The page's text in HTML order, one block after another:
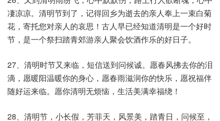
凄凉凉。清明节到了，记得回乡为逝去的亲人奉上一束白菊
花，寄托您对亲人的哀思！古人早已经知道清明是一个好时
节，是一个祭扫踏青郊游亲人聚会饮酒作乐的好日子。
27、清明时节又来临，短信送到问候诚。愿春风拂去你的泪
滴，愿暖阳温暖你的身心，愿春雨滋润你的快乐，愿祝福伴
随好运来临。愿你清明无烦恼，生活美满幸福绕！
28、清明节，小长假，芳菲天，风景美，踏青日，问候至，